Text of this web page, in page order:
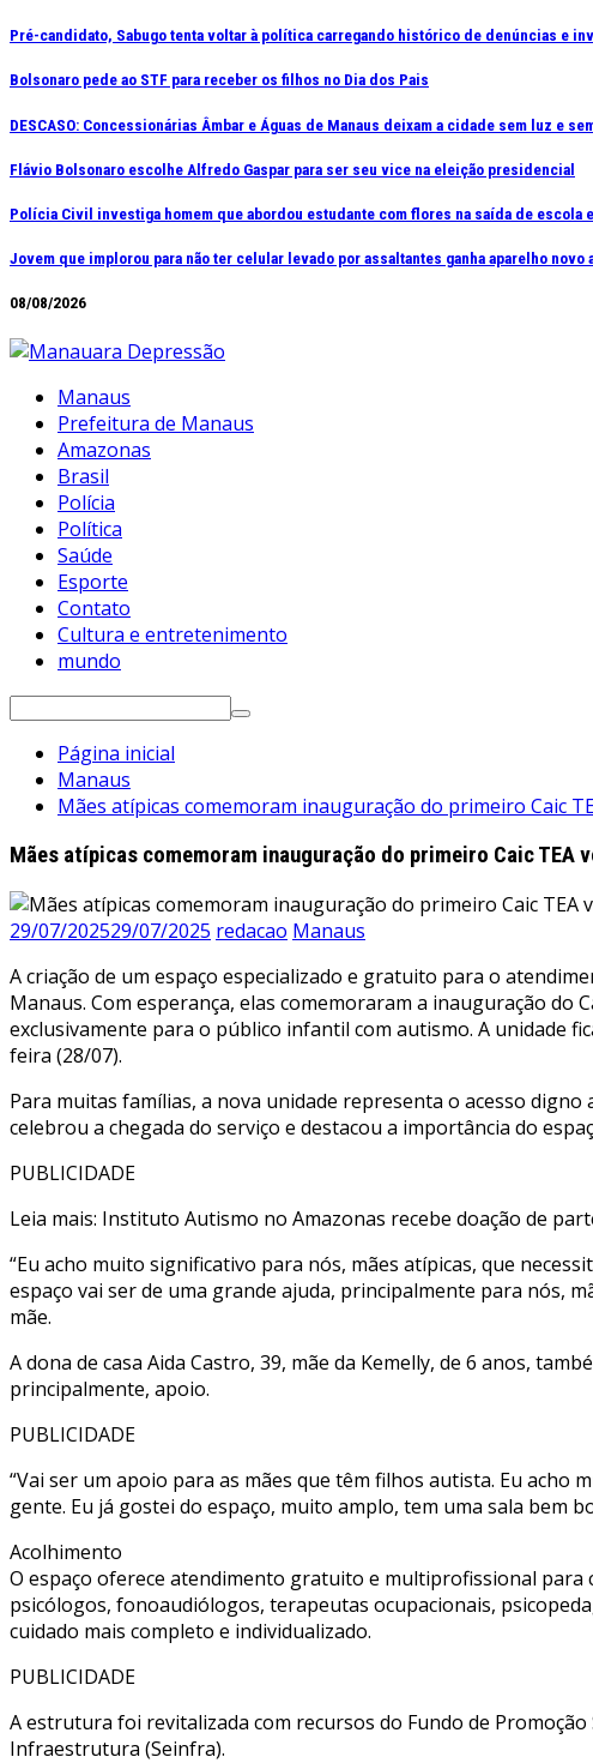
Ir
o
conteúdo
Pré-candidato, Sabugo tenta voltar à política carregando histórico de denúncias e
Bolsonaro pede ao STF para receber os filhos no Dia dos Pais
DESCASO: Concessionárias Âmbar e Águas de Manaus deixam a cidade sem luz e
Flávio Bolsonaro escolhe Alfredo Gaspar para ser seu vice na eleição presidencial
Polícia Civil investiga homem que abordou estudante com flores na saída de escola
Jovem que implorou para não ter celular levado por assaltantes ganha aparelho novo
08/08/2026
Manaus
Prefeitura de Manaus
Amazonas
Brasil
Polícia
Política
Saúde
Esporte
Contato
Cultura e entretenimento
mundo
Pesquisar
Página inicial
Manaus
Mães atípicas comemoram inauguração do primeiro Caic
Mães atípicas comemoram inauguração do primeiro Caic
29/07/202529/07/2025 redacao Manaus
A criação de um espaço especializado e gratuito para o
Manaus. Com esperança, elas comemoraram a inauguração do
exclusivamente para o público infantil com autismo. A unidade
feira (28/07).
Para muitas famílias, a nova unidade representa o acesso
celebrou a chegada do serviço e destacou a importância do
PUBLICIDADE
Leia mais: Instituto Autismo no Amazonas recebe doação de
“Eu acho muito significativo para nós, mães atípicas, que
espaço vai ser de uma grande ajuda, principalmente para nós,
mãe.
A dona de casa Aida Castro, 39, mãe da Kemelly, de 6 anos,
principalmente, apoio.
PUBLICIDADE
“Vai ser um apoio para as mães que têm filhos autista. Eu
gente. Eu já gostei do espaço, muito amplo, tem uma sala bem
Acolhimento
O espaço oferece atendimento gratuito e multiprofissional para
psicólogos, fonoaudiólogos, terapeutas ocupacionais,
cuidado mais completo e individualizado.
PUBLICIDADE
A estrutura foi revitalizada com recursos do Fundo de Promoção
Infraestrutura (Seinfra).